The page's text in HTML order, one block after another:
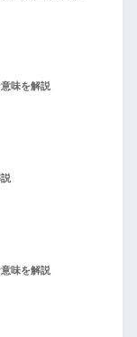
味を解説
味を解説